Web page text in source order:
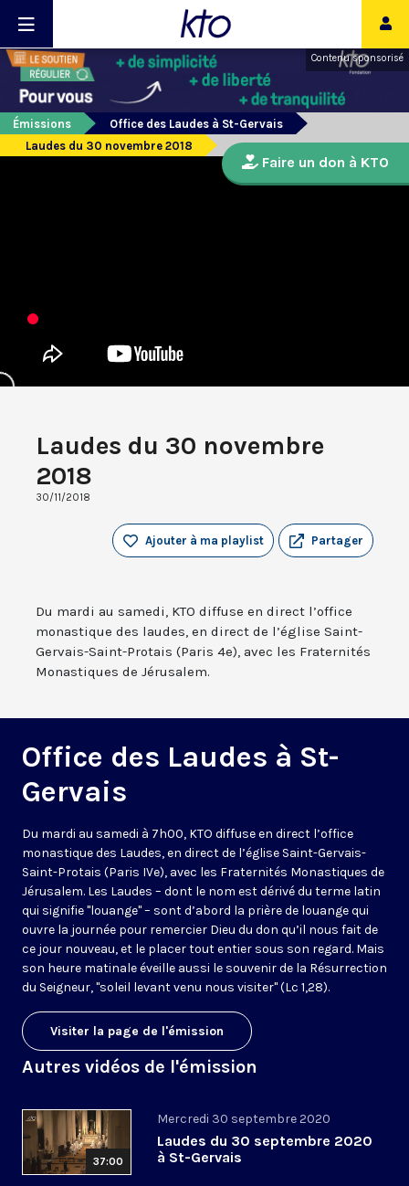
Contenu sponsorisé
Émissions
Office des Laudes à St-Gervais
Laudes du 30 novembre 2018
Laudes du 30 novembre
2018
30/11/2018
Partager
Ajouter à ma playlist
Du mardi au samedi, KTO diffuse en direct l’office
monastique des laudes, en direct de l’église Saint-
Gervais-Saint-Protais (Paris 4e), avec les Fraternités
Monastiques de Jérusalem.
Office des Laudes à St-
Gervais
Du mardi au samedi à 7h00, KTO diffuse en direct l’office
monastique des Laudes, en direct de l’église Saint-Gervais-
Saint-Protais (Paris IVe), avec les Fraternités Monastiques de
Jérusalem. Les Laudes – dont le nom est dérivé du terme latin
qui signifie "louange" – sont d’abord la prière de louange qui
ouvre la journée pour remercier Dieu du don qu’il nous fait de
ce jour nouveau, et le placer tout entier sous son regard. Mais
son heure matinale éveille aussi le souvenir de la Résurrection
du Seigneur, "soleil levant venu nous visiter" (Lc 1,28).
Visiter la page de l'émission
Autres vidéos de l'émission
37:00
Mercredi 30 septembre 2020
Laudes du 30 septembre 2020
à St-Gervais
Faire un don à KTO